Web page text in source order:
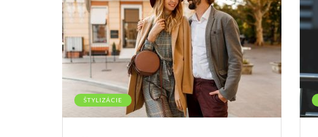
ŠTYLIZÁCIE